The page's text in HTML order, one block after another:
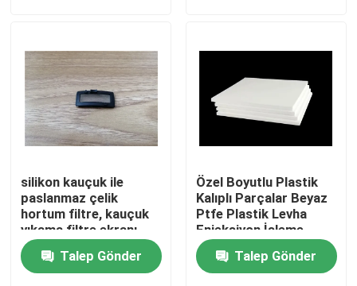
Ürün:% s
Hakkımızda
Fabrika turu
Kalite kontrol
Bizimle iletişime geçin
silikon kauçuk ile
paslanmaz çelik
hortum filtre, kauçuk
yıkama filtre ekranı,
kauçuk yıkama örgü
filtre gaskeTalep Gönder
Özel Boyutlu Plastik
Kalıplı Parçalar Beyaz
Ptfe Plastik Levha
Enjeksiyon İşleme
Talep Gönder